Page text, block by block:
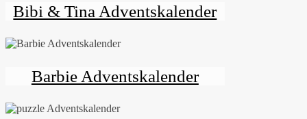
Bibi & Tina Adventskalender
Barbie Adventskalender